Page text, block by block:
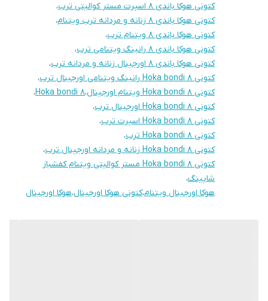
کتونی هوکا باندی ۸ اسپرت مستر کوالیتی ترب
،
کتونی هوکا باندی ۸ زنانه و مردانه ترب ویتنام
،
کتونی هوکا باندی ۸ ویتنام ترب
،
کتونی هوکا باندی ۸ رانینگ ویتنامی ترب
،
کتونی هوکا باندی ۸ اورجینال زنانه و مردانه ترب
،
کتونی Hoka bondi 8 رانینگ ویتنامی اورجینال ترب
،
کتونی Hoka bondi 8 ویتنام اورجینال
،Hoka bondi 8،
کتونی Hoka bondi 8 اورجینال ترب
،
کتونی Hoka bondi 8 اسپرت ترب
،
کتونی Hoka bondi 8 ترب
،
کتونی Hoka bondi 8 زنانه و مردانه اورجینال ترب
،
کتونی Hoka bondi 8 مستر کوالیتی ویتنام کفشباز
شاپینگ،
هوکا اورجینال ویتنام،کتونی هوکا اورجینال،هوکا اورجینال